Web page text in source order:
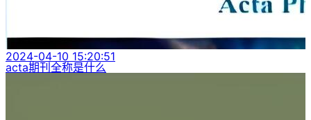
2024-04-10 15:20:51
acta期刊全称是什么